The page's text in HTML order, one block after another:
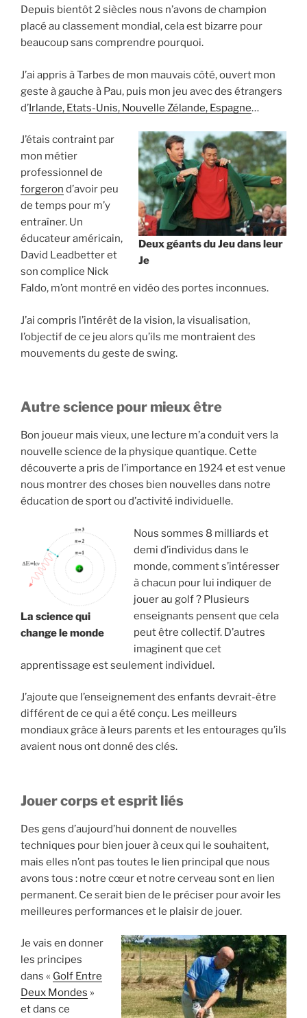
Depuis bientôt 2 siècles nous n’avons de champion
placé au classement mondial, cela est bizarre pour
beaucoup sans comprendre pourquoi.
J’ai appris à Tarbes de mon mauvais côté, ouvert mon
geste à gauche à Pau, puis mon jeu avec des étrangers
d’Irlande, Etats-Unis, Nouvelle Zélande, Espagne…
Deux géants du Jeu dans leur
Je
J’étais contraint par
mon métier
professionnel de
forgeron d’avoir peu
de temps pour m’y
entraîner. Un
éducateur américain,
David Leadbetter et
son complice Nick
Faldo, m’ont montré en vidéo des portes inconnues.
J’ai compris l’intérêt de la vision, la visualisation,
l’objectif de ce jeu alors qu’ils me montraient des
mouvements du geste de swing.
Autre science pour mieux être
Bon joueur mais vieux, une lecture m’a conduit vers la
nouvelle science de la physique quantique. Cette
découverte a pris de l’importance en 1924 et est venue
nous montrer des choses bien nouvelles dans notre
éducation de sport ou d’activité individuelle.
La science qui
change le monde
Nous sommes 8 milliards et
demi d’individus dans le
monde, comment s’intéresser
à chacun pour lui indiquer de
jouer au golf ? Plusieurs
enseignants pensent que cela
peut être collectif. D’autres
imaginent que cet
apprentissage est seulement individuel.
J’ajoute que l’enseignement des enfants devrait-être
différent de ce qui a été conçu. Les meilleurs
mondiaux grâce à leurs parents et les entourages qu’ils
avaient nous ont donné des clés.
Jouer corps et esprit liés
Des gens d’aujourd’hui donnent de nouvelles
techniques pour bien jouer à ceux qui le souhaitent,
mais elles n’ont pas toutes le lien principal que nous
avons tous : notre cœur et notre cerveau sont en lien
permanent. Ce serait bien de le préciser pour avoir les
meilleures performances et le plaisir de jouer.
Je vais en donner
les principes
dans « Golf Entre
Deux Mondes »
et dans ce